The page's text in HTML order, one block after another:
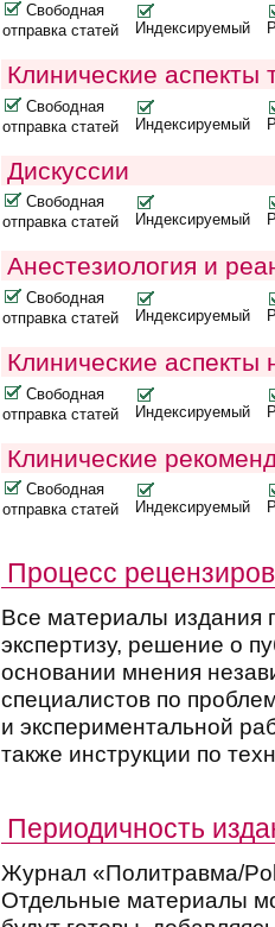
Свободная
отправка статей
Индексируемый
Клинические аспекты
Свободная
отправка статей
Индексируемый
Дискуссии
Свободная
отправка статей
Индексируемый
Анестезиология и
Свободная
отправка статей
Индексируемый
Клинические аспекты
Свободная
отправка статей
Индексируемый
Клинические
Свободная
отправка статей
Индексируемый
Процесс
Все материалы издания
экспертизу, решение о
основании мнения
специалистов по
и экспериментальной
также инструкции по
Периодичность
Журнал «Политравма/
Отдельные материалы